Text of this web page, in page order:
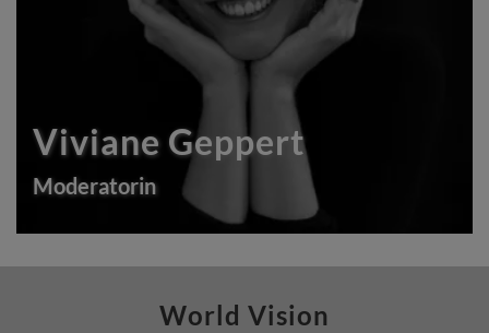
Viviane Geppert
Moderatorin
World Vision